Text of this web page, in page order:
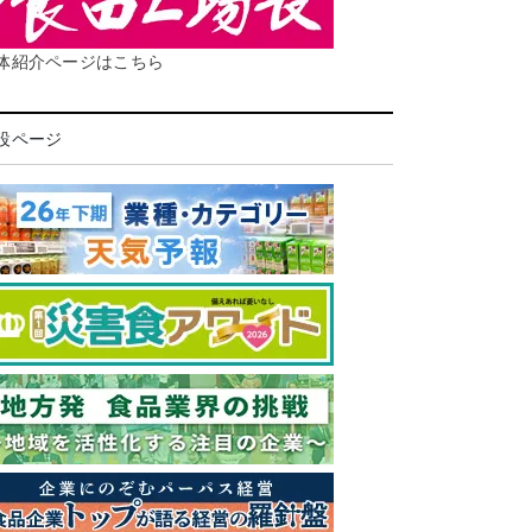
紹介ページはこちら
ページ